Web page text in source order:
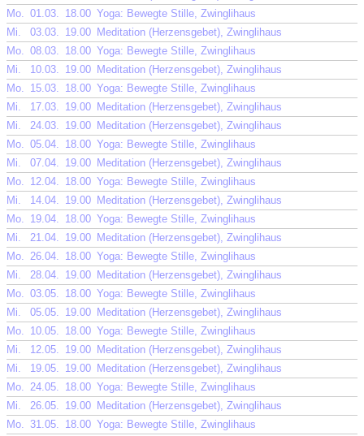
Mo. 01.03. 18.00 Yoga: Bewegte Stille, Zwinglihaus
Mi.
03.03. 19.00 Meditation (Herzensgebet), Zwinglihaus
Mo. 08.03. 18.00 Yoga: Bewegte Stille, Zwinglihaus
Mi.
10.03. 19.00 Meditation (Herzensgebet), Zwinglihaus
Mo. 15.03. 18.00 Yoga: Bewegte Stille, Zwinglihaus
Mi.
17.03. 19.00 Meditation (Herzensgebet), Zwinglihaus
Mi.
24.03. 19.00 Meditation (Herzensgebet), Zwinglihaus
Mo. 05.04. 18.00 Yoga: Bewegte Stille, Zwinglihaus
Mi.
07.04. 19.00 Meditation (Herzensgebet), Zwinglihaus
Mo. 12.04. 18.00 Yoga: Bewegte Stille, Zwinglihaus
Mi.
14.04. 19.00 Meditation (Herzensgebet), Zwinglihaus
Mo. 19.04. 18.00 Yoga: Bewegte Stille, Zwinglihaus
Mi.
21.04. 19.00 Meditation (Herzensgebet), Zwinglihaus
Mo. 26.04. 18.00 Yoga: Bewegte Stille, Zwinglihaus
Mi.
28.04. 19.00 Meditation (Herzensgebet), Zwinglihaus
Mo. 03.05. 18.00 Yoga: Bewegte Stille, Zwinglihaus
Mi.
05.05. 19.00 Meditation (Herzensgebet), Zwinglihaus
Mo. 10.05. 18.00 Yoga: Bewegte Stille, Zwinglihaus
Mi.
12.05. 19.00 Meditation (Herzensgebet), Zwinglihaus
Mi.
19.05. 19.00 Meditation (Herzensgebet), Zwinglihaus
Mo. 24.05. 18.00 Yoga: Bewegte Stille, Zwinglihaus
Mi.
26.05. 19.00 Meditation (Herzensgebet), Zwinglihaus
Mo. 31.05. 18.00 Yoga: Bewegte Stille, Zwinglihaus